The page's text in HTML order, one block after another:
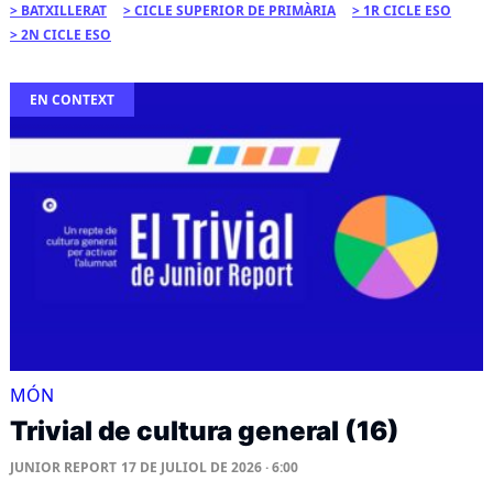
BATXILLERAT CICLE SUPERIOR DE PRIMÀRIA
1R CICLE ESO
2N CICLE ESO
EN CONTEXT
MÓN
Trivial de cultura general (16)
JUNIOR REPORT 17 DE JULIOL DE 2026 · 6:00